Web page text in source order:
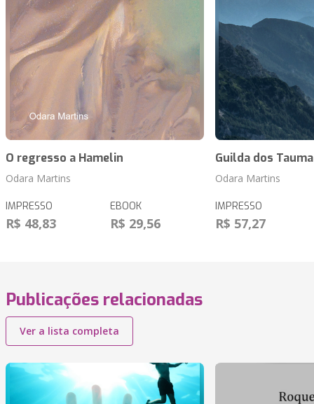
O regresso a Hamelin
Odara Martins
IMPRESSO
R$ 48,83
EBOOK
R$ 29,56
Guilda dos
Odara Martins
IMPRESSO
R$ 57,27
Publicações relacionadas
Ver a lista completa